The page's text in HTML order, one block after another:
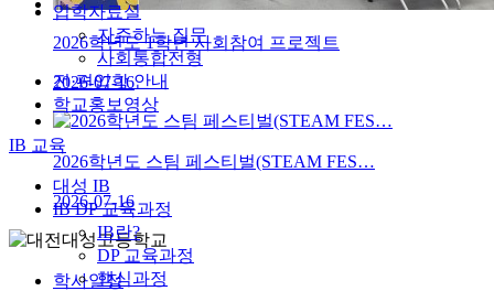
입학자료실
자주하는 질문
사회통합전형
전·편입학 안내
학교홍보영상
IB 교육
대성 IB
IB DP 교육과정
IB란?
DP 교육과정
핵심과정
2026학년도 1학년 사회참여 프로젝트
2026-07-16
2026학년도 스팀 페스티벌(STEAM FES…
2026-07-16
학사일정